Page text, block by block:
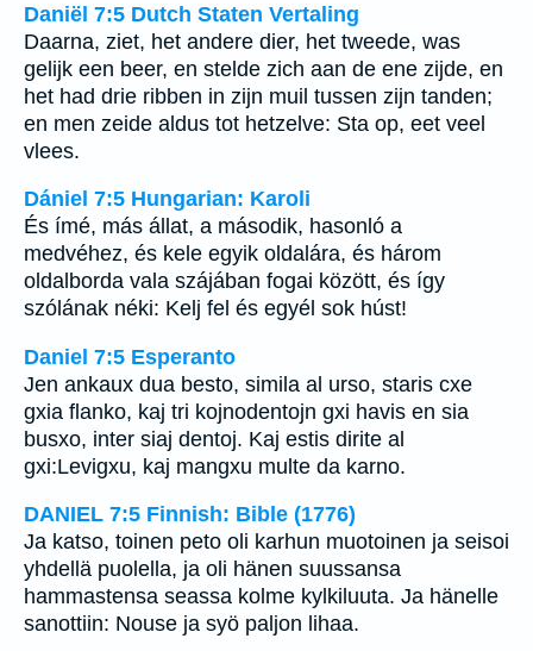
Daniël 7:5 Dutch Staten Vertaling
Daarna, ziet, het andere dier, het tweede, was
gelijk een beer, en stelde zich aan de ene zijde, en
het had drie ribben in zijn muil tussen zijn tanden;
en men zeide aldus tot hetzelve: Sta op, eet veel
vlees.
Dániel 7:5 Hungarian: Karoli
És ímé, más állat, a második, hasonló a
medvéhez, és kele egyik oldalára, és három
oldalborda vala szájában fogai között, és így
szólának néki: Kelj fel és egyél sok húst!
Daniel 7:5 Esperanto
Jen ankaux dua besto, simila al urso, staris cxe
gxia flanko, kaj tri kojnodentojn gxi havis en sia
busxo, inter siaj dentoj. Kaj estis dirite al
gxi:Levigxu, kaj mangxu multe da karno.
DANIEL 7:5 Finnish: Bible (1776)
Ja katso, toinen peto oli karhun muotoinen ja seisoi
yhdellä puolella, ja oli hänen suussansa
hammastensa seassa kolme kylkiluuta. Ja hänelle
sanottiin: Nouse ja syö paljon lihaa.